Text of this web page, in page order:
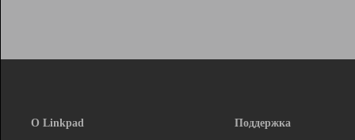
О Linkpad
Поддержка